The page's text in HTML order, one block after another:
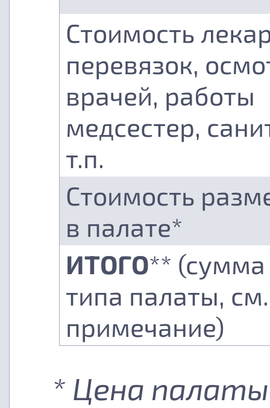
Стоимость
перевязок,
врачей, работы
медсестер,
т.п.
Стоимость
в палате*
ИТОГО** (сумма
типа палаты, см.
примечание)
* Цена